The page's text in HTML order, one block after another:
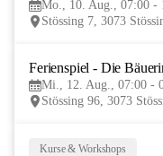
Mo., 10. Aug., 07:00 -
Stössing 7, 3073
Ferienspiel - Die
Mi., 12. Aug., 07:00 -
Stössing 96, 3073
Kurse & Workshops